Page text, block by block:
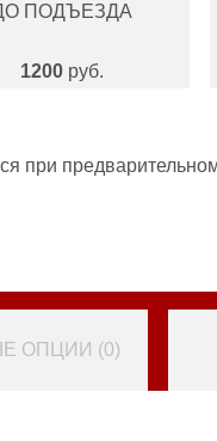
ПОДЪЕЗДА
1200 руб.
при
ОПЦИИ (0)